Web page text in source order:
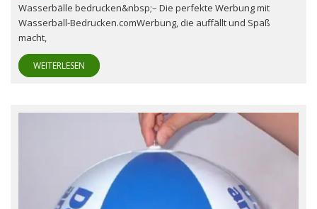
Wasserbälle bedrucken&nbsp;– Die perfekte Werbung mit
Wasserball-Bedrucken.comWerbung, die auffällt und Spaß
macht,
WEITERLESEN